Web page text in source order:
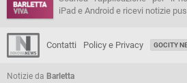
iPad e Android e ricevi notizie
Contatti Policy e Privacy GOCITY
Notizie da Barletta